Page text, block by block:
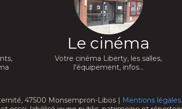
Le cinéma
Votre cinéma Liberty, les salles,
l'équipement, infos...
47500 Monsempron-Libos | Mentions légales